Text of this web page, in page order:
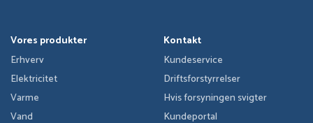
Vores produkter
Erhverv
Elektricitet
Varme
Vand
Kontakt
Kundeservice
Driftsforstyrrelser
Hvis forsyningen svigter
Kundeportal